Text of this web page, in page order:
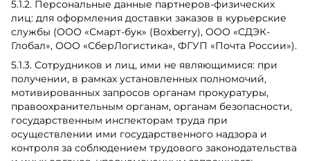
5.1.2. Персональные данные партнеров-физических
лиц: для оформления доставки заказов в курьерские
службы (ООО «Смарт-бук» (Boxberry), OOO «СДЭК-
Глобал», ООО «СберЛогистика», ФГУП «Почта России»).
5.1.3. Сотрудников и лиц, ими не являющимися: при
получении, в рамках установленных полномочий,
мотивированных запросов органам прокуратуры,
правоохранительным органам, органам безопасности,
государственным инспекторам труда при
осуществлении ими государственного надзора и
контроля за соблюдением трудового законодательства